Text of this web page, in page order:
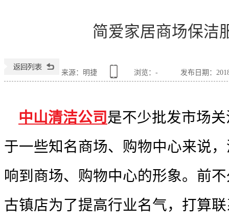
简爱家居商场保洁
来源：明捷 浏览： - 发布日期：
中山清洁公司是不少批发市场
于一些知名商场、购物中心来说
响到商场、购物中心的形象。前
古镇店为了提高行业名气，打算